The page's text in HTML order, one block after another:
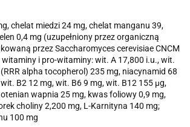
chelat miedzi 24 mg, chelat manganu 39,
0,4 mg (uzupełniony przez organiczną
przez Saccharomyces cerevisiae CNCM
witaminy i pro-witaminy: wit. A 17,800 i.u., wit.
alpha tocopherol) 235 mg, niacynamid 68
B2 12 mg, wit. B6 9 mg, wit. B12 155 μg,
wapnia 25 mg, kwas foliowy 0,9 mg,
choliny 2,200 mg, L-Karnityna 140 mg;
100 mg